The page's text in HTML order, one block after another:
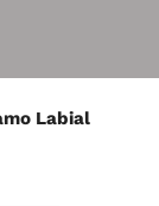
Labial